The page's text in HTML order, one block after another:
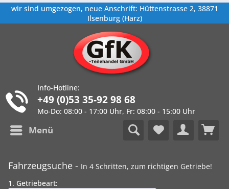
wir sind umgezogen, neue Anschrift: Hüttenstrasse 2, 38871
Ilsenburg (Harz)
Info-Hotline:
+49 (0)53 35-92 98 68
Mo-Do: 08:00 - 17:00 Uhr, Fr: 08:00 - 15:00 Uhr
Menü
Fahrzeugsuche - In 4 Schritten, zum richtigen Getriebe!
1. Getriebeart: